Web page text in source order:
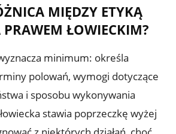
MIĘDZY ETYKĄ
ŁOWIECKIM?
minimum: określa
polowań, wymogi dotyczące
i sposobu wykonywania
stawia poprzeczkę wyżej